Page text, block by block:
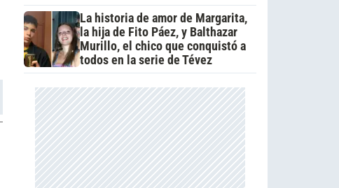
La historia de amor de Margarita,
la hija de Fito Páez, y Balthazar
Murillo, el chico que conquistó a
todos en la serie de Tévez